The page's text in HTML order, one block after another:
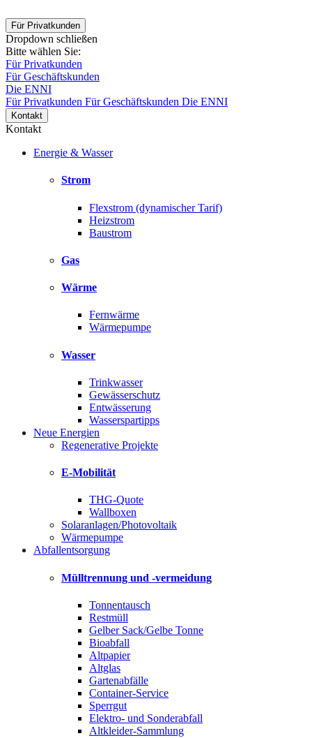
Für Privatkunden
Dropdown schließen
Bitte wählen Sie:
Für Privatkunden
Für Geschäftskunden
Die ENNI
Für Privatkunden Für Geschäftskunden Die ENNI
Kontakt
Kontakt
Energie & Wasser
Strom
Flexstrom (dynamischer Tarif)
Heizstrom
Baustrom
Gas
Wärme
Fernwärme
Wärmepumpe
Wasser
Trinkwasser
Gewässerschutz
Entwässerung
Wasserspartipps
Neue Energien
Regenerative Projekte
E-Mobilität
THG-Quote
Wallboxen
Solaranlagen/Photovoltaik
Wärmepumpe
Abfallentsorgung
Mülltrennung und -vermeidung
Tonnentausch
Restmüll
Gelber Sack/Gelbe Tonne
Bioabfall
Altpapier
Altglas
Gartenabfälle
Container-Service
Sperrgut
Elektro- und Sonderabfall
Altkleider-Sammlung